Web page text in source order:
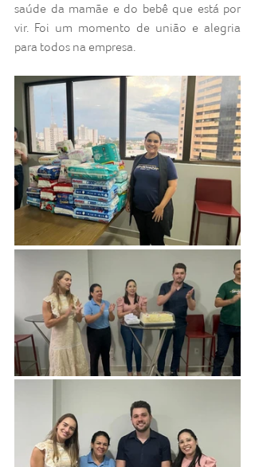
saúde da mamãe e do bebê que está por
vir. Foi um momento de união e alegria
para todos na empresa.